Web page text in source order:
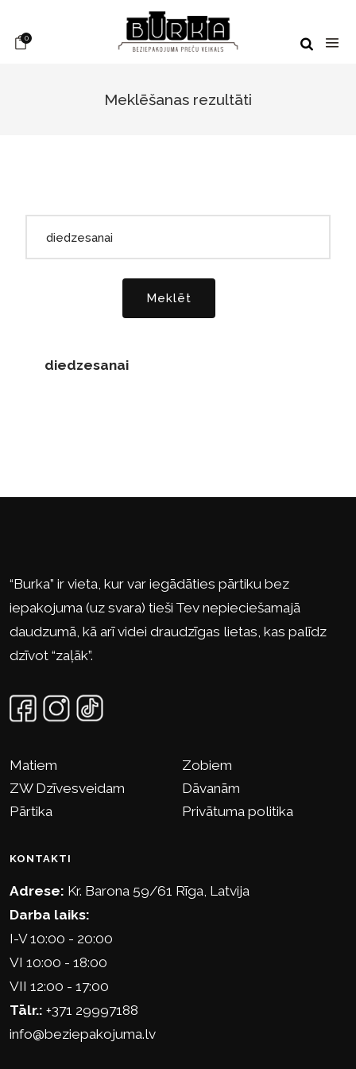
0
Meklēšanas rezultāti
diedzesanai
“Burka” ir vieta, kur var iegādāties pārtiku bez
iepakojuma (uz svara) tieši Tev nepieciešamajā
daudzumā, kā arī videi draudzīgas lietas, kas palīdz
dzīvot “zaļāk”.
Matiem
Zobiem
ZW Dzīvesveidam
Dāvanām
Pārtika
Privātuma politika
KONTAKTI
Adrese: Kr. Barona 59/61 Rīga, Latvija
Darba laiks:
I-V 10:00 - 20:00
VI 10:00 - 18:00
VII 12:00 - 17:00
Tālr.: +371 29997188
info@beziepakojuma.lv